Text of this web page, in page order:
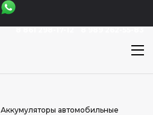
8 861 298-17-12 8 989 262-55-83
Аккумуляторы автомобильные